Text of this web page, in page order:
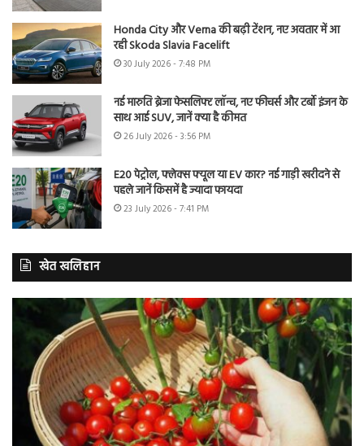
Honda City और Verna की बढ़ी टेंशन, नए अवतार में आ
रही Skoda Slavia Facelift
30 July 2026 - 7:48 PM
नई मारुति ब्रेजा फेसलिफ्ट लॉन्च, नए फीचर्स और टर्बो इंजन के
साथ आई SUV, जानें क्या है कीमत
26 July 2026 - 3:56 PM
E20 पेट्रोल, फ्लेक्स फ्यूल या EV कार? नई गाड़ी खरीदने से
पहले जानें किसमें है ज्यादा फायदा
23 July 2026 - 7:41 PM
खेत खलिहान